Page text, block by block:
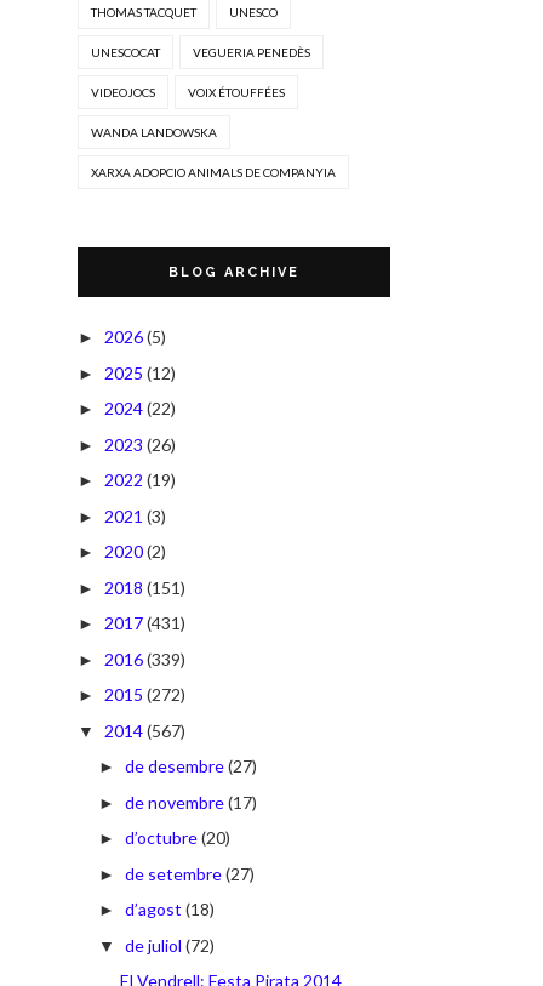
THOMAS TACQUET UNESCO
UNESCOCAT VEGUERIA PENEDÈS
VIDEOJOCS VOIX ÉTOUFFÉES
WANDA LANDOWSKA
XARXA ADOPCIO ANIMALS DE COMPANYIA
BLOG ARCHIVE
► 2026(5)
► 2025 (12)
► 2024(22)
► 2023 (26)
► 2022 (19)
► 2021 (3)
► 2020(2)
► 2018 (151)
► 2017(431)
► 2016(339)
► 2015 (272)
▼ 2014(567)
► de desembre(27)
► de novembre(17)
► d’octubre(20)
► de setembre(27)
► d’agost (18)
▼ de juliol (72)
El Vendrell: Festa Pirata 2014